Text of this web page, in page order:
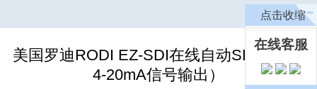
美国罗迪RODI EZ-SDI在线自动SDI仪（带
4-20mA信号输出）
点击收缩
在线客服